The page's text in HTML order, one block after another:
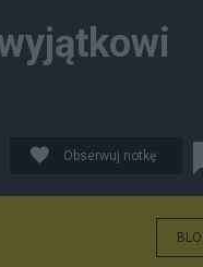
Obserwuj notkę